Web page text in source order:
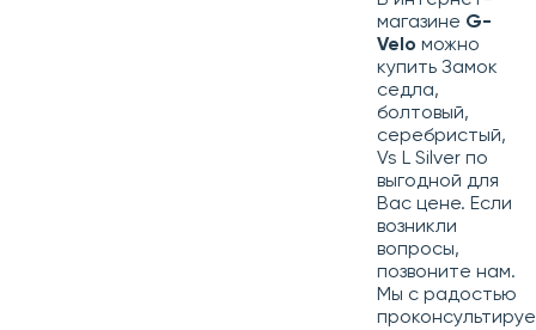
магазине G-
Velo можно
купить Замок
седла,
болтовый,
серебристый,
Vs L Silver по
выгодной для
Вас цене. Если
возникли
вопросы,
позвоните нам.
Мы с радостью